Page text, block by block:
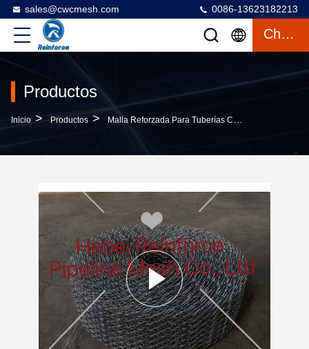
sales@cwcmesh.com 0086-13623182213
Charlar
Productos
Inicio > Productos > Malla Reforzada Para Tuberías CWC